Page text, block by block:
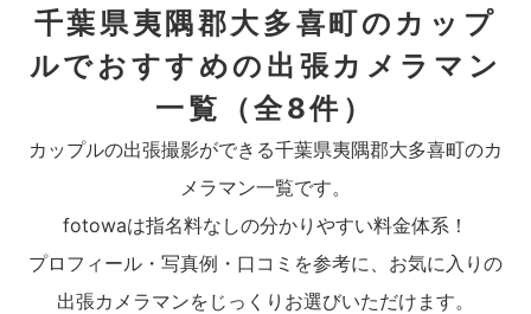
千葉県夷隅郡大多喜町のカップ
ルでおすすめの出張カメラマン
一覧
（全8件）
カップルの出張撮影ができる千葉県夷隅郡大多喜町のカ
メラマン一覧です。
fotowaは指名料なしの分かりやすい料金体系！
プロフィール・写真例・口コミを参考に、お気に入りの
出張カメラマンをじっくりお選びいただけます。